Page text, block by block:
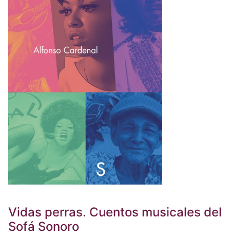
Vidas perras. Cuentos musicales del
Sofá Sonoro